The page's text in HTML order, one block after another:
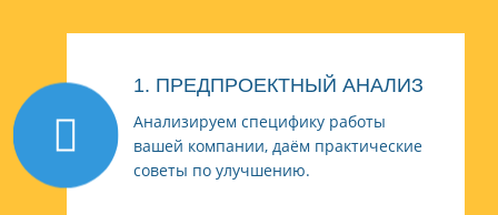
1. ПРЕДПРОЕКТНЫЙ АНАЛИЗ
Анализируем специфику работы
вашей компании, даём практические
советы по улучшению.